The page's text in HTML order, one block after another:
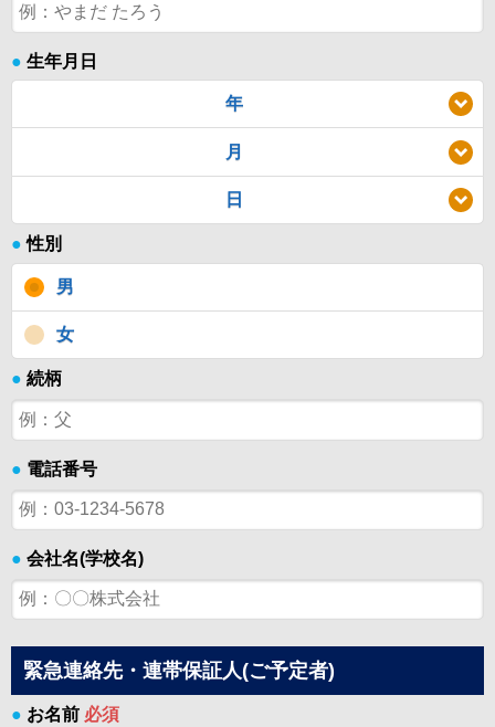
● 生年月日
年
月
日
● 性別
男
女
● 続柄
● 電話番号
● 会社名(学校名)
緊急連絡先・連帯保証人(ご予定者)
● お名前 必須